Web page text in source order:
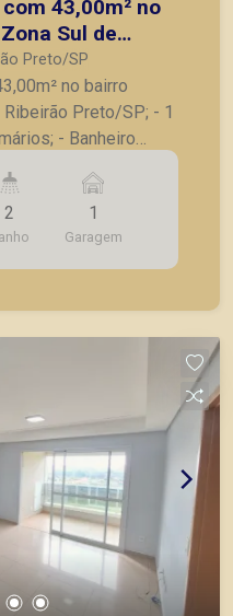
43,00m² no
Sul de
Preto/SP
no bairro
Preto/SP; - 1
- Banheiro
e tv; - Cozinha com
e geladeira; - Área
tem
clientes com
vendas de
2 1
Garagem